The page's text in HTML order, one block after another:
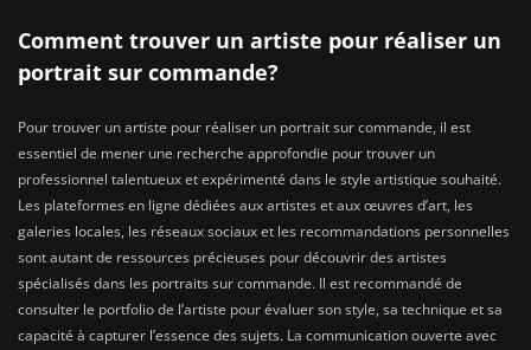
Comment trouver un artiste pour réaliser un
portrait sur commande?
Pour trouver un artiste pour réaliser un portrait sur commande, il est
essentiel de mener une recherche approfondie pour trouver un
professionnel talentueux et expérimenté dans le style artistique souhaité.
Les plateformes en ligne dédiées aux artistes et aux œuvres d’art, les
galeries locales, les réseaux sociaux et les recommandations personnelles
sont autant de ressources précieuses pour découvrir des artistes
spécialisés dans les portraits sur commande. Il est recommandé de
consulter le portfolio de l’artiste pour évaluer son style, sa technique et sa
capacité à capturer l’essence des sujets. La communication ouverte avec